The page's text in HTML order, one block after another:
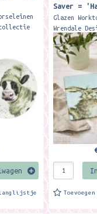
Saver =
glass
Glazen
Wrendale
en
pannen op
op te rollen